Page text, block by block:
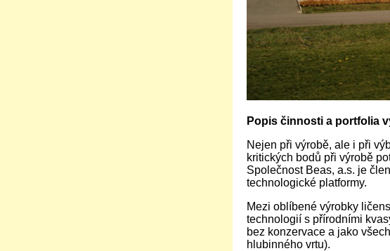
Popis činnosti a portfolia
Nejen při výrobě, ale i při
kritických bodů při výrobě
Společnost Beas, a.s. je
technologické platformy.
Mezi oblíbené výrobky
technologií s přírodními
bez konzervace a jako
hlubinného vrtu).